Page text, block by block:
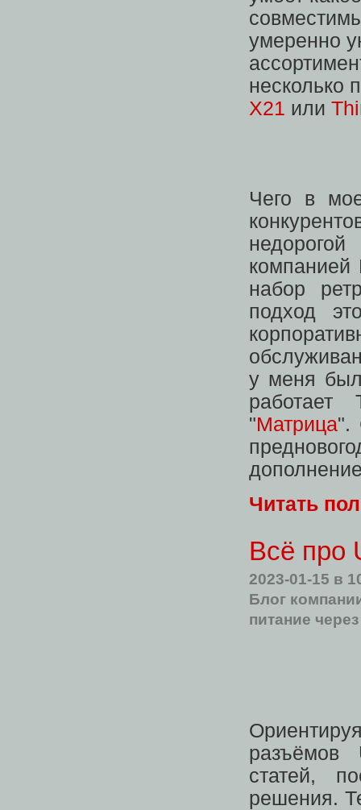
умеренно
несколько
X21 или
Чего в
компанией
набор
подход
у меня
"Матрица".
Читать
Всё про
2023-01-15 в
Блог
питание
разъёмов
статей,
решения.